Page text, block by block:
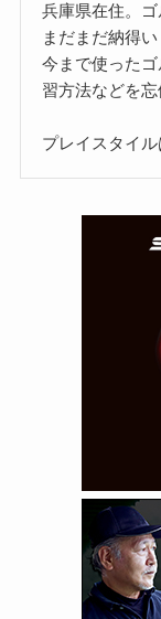
兵庫県在住。ゴ
まだまだ納得
今まで使った
習方法などを
プレイスタイ